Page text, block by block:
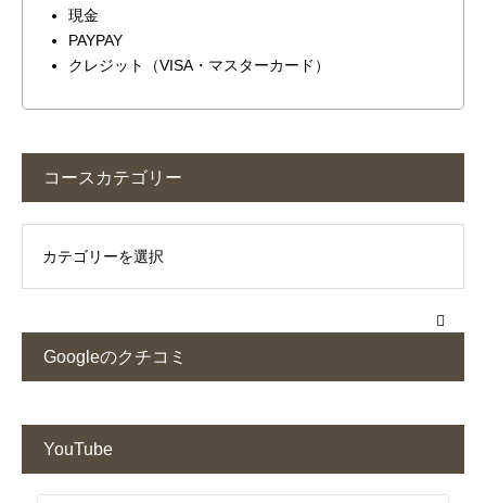
現金
PAYPAY
クレジット（VISA・マスターカード）
コースカテゴリー
Googleのクチコミ
YouTube